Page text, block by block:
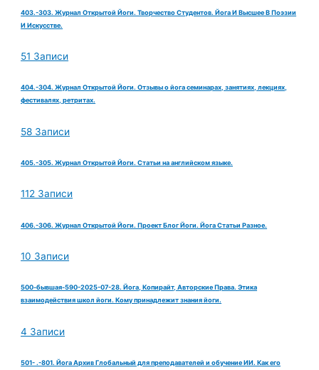
403.-303. Журнал Открытой Йоги. Творчество Студентов. Йога И Высшее В Поэзии
И Искусстве.
51 Записи
404.-304. Журнал Открытой Йоги. Отзывы о йога семинарах, занятиях, лекциях,
фестивалях, ретритах.
58 Записи
405.-305. Журнал Открытой Йоги. Статьи на английском языке.
112 Записи
406.-306. Журнал Открытой Йоги. Проект Блог Йоги. Йога Статьи Разное.
10 Записи
500-бывшая-590-2025-07-28. Йога, Копирайт, Авторские Права. Этика
взаимодействия школ йоги. Кому принадлежит знания йоги.
4 Записи
501- .-801. Йога Архив Глобальный для преподавателей и обучение ИИ. Как его